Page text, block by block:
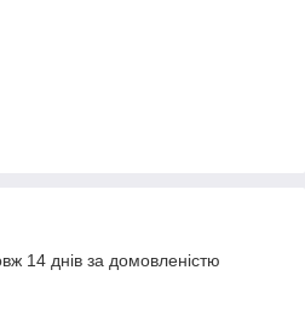
14 днів за домовленістю